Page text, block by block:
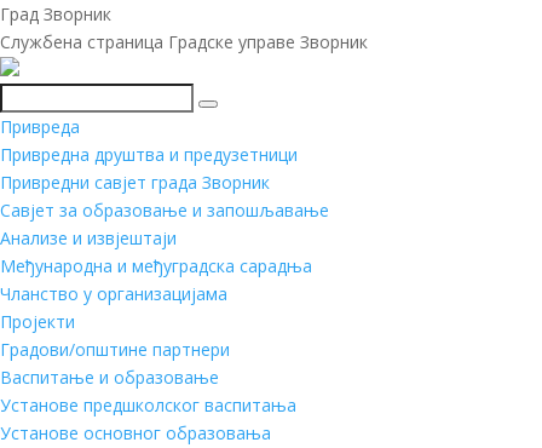
Град Зворник
Службена страница Градске управе Зворник
Претражи
Привреда
Привредна друштва и предузетници
Привредни савјет града Зворник
Савјет за образовање и запошљавање
Анализе и извјештаји
Међународна и међуградска сарадња
Чланство у организацијама
Пројекти
Градови/општине партнери
Васпитање и образовање
Установе предшколског васпитања
Установе основног образовања